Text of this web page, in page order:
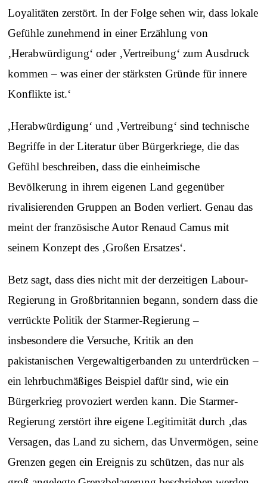
Loyalitäten zerstört. In der Folge sehen wir, dass lokale
Gefühle zunehmend in einer Erzählung von
‚Herabwürdigung‘ oder ‚Vertreibung‘ zum Ausdruck
kommen – was einer der stärksten Gründe für innere
Konflikte ist.‘
,Herabwürdigung‘ und ‚Vertreibung‘ sind technische
Begriffe in der Literatur über Bürgerkriege, die das
Gefühl beschreiben, dass die einheimische
Bevölkerung in ihrem eigenen Land gegenüber
rivalisierenden Gruppen an Boden verliert. Genau das
meint der französische Autor Renaud Camus mit
seinem Konzept des ‚Großen Ersatzes‘.
Betz sagt, dass dies nicht mit der derzeitigen Labour-
Regierung in Großbritannien begann, sondern dass die
verrückte Politik der Starmer-Regierung –
insbesondere die Versuche, Kritik an den
pakistanischen Vergewaltigerbanden zu unterdrücken –
ein lehrbuchmäßiges Beispiel dafür sind, wie ein
Bürgerkrieg provoziert werden kann. Die Starmer-
Regierung zerstört ihre eigene Legitimität durch ‚das
Versagen, das Land zu sichern, das Unvermögen, seine
Grenzen gegen ein Ereignis zu schützen, das nur als